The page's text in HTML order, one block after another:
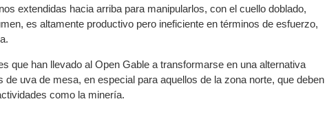
extendidas hacia arriba para manipularlos, con el cuello doblado,
es altamente productivo pero ineficiente en términos de esfuerzo,
que han llevado al Open Gable a transformarse en una alternativa
de uva de mesa, en especial para aquellos de la zona norte, que deben
como la minería.